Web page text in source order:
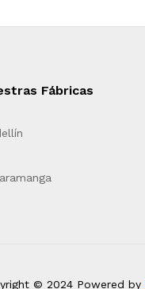
Fábricas
© 2024 Powered by